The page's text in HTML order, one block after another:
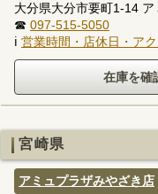
大分県大分市要町1-14
☎ 097-515-5050
ℹ 営業時間・店休日・ア
宮崎県
アミュプラザみやざき店